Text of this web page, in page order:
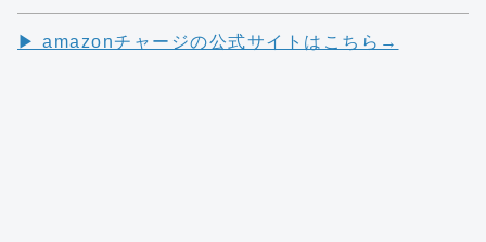
▶︎ amazonチャージの公式サイトはこちら→